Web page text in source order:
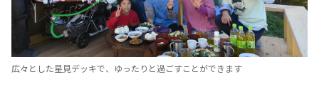
広々とした星見デッキで、ゆったりと過ごすことができます